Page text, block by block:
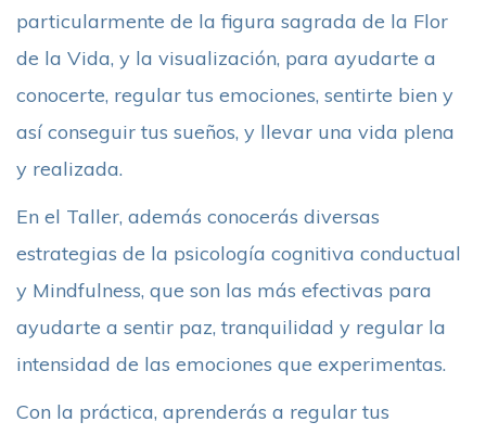
particularmente de la figura sagrada de la Flor
de la Vida, y la visualización, para ayudarte a
conocerte, regular tus emociones, sentirte bien y
así conseguir tus sueños, y llevar una vida plena
y realizada.
En el Taller, además conocerás diversas
estrategias de la psicología cognitiva conductual
y Mindfulness, que son las más efectivas para
ayudarte a sentir paz, tranquilidad y regular la
intensidad de las emociones que experimentas.
Con la práctica, aprenderás a regular tus